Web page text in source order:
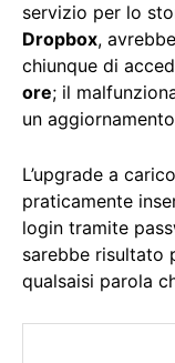
servizio per lo
Dropbox,
chiunque di
ore; il
un
L’upgrade a
praticamente
login tramite
sarebbe risultato
qualsaisi parola